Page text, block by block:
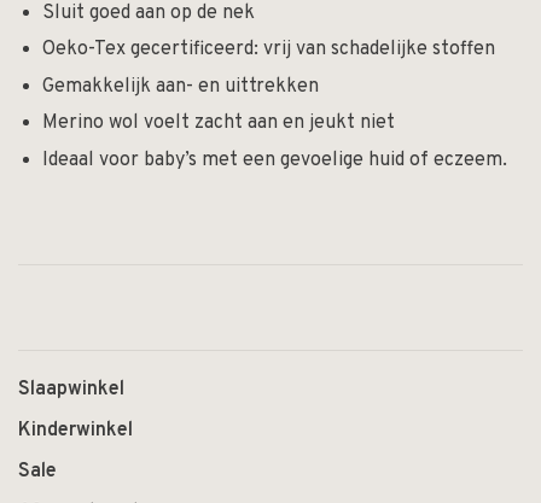
Sluit goed aan op de nek
Oeko-Tex gecertificeerd: vrij van schadelijke stoffen
Gemakkelijk aan- en uittrekken
Merino wol voelt zacht aan en jeukt niet
Ideaal voor baby’s met een gevoelige huid of eczeem.
Slaapwinkel
Kinderwinkel
Sale